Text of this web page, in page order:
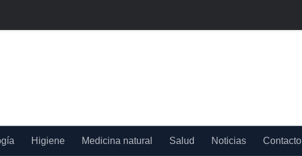
Higiene Medicina natural Salud Noticias Contacto